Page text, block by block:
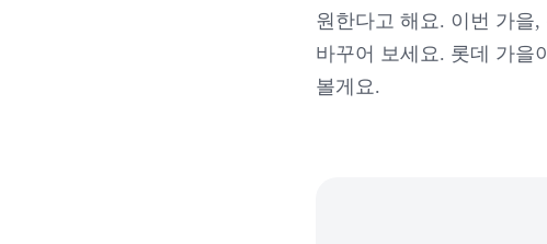
원한다고 해요. 이번 가을
바꾸어 보세요. 롯데 가을
볼게요.